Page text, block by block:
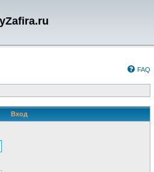
FAQ
Вход